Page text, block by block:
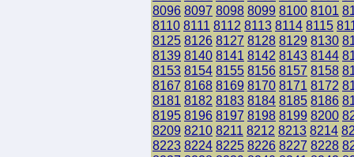
8096 8097 8098 8099 8100 8101
8110 8111 8112 8113 8114 8115
8125 8126 8127 8128 8129 8130
8139 8140 8141 8142 8143 8144
8153 8154 8155 8156 8157 8158
8167 8168 8169 8170 8171 8172
8181 8182 8183 8184 8185 8186
8195 8196 8197 8198 8199 8200
8209 8210 8211 8212 8213 8214
8223 8224 8225 8226 8227 8228